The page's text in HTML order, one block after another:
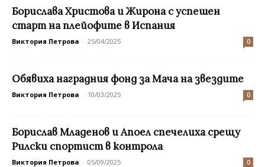
Борислава Христова и Жирона с успешен
старт на плейофите в Испания
Виктория Петрова - 25/04/2025 0
Обявиха наградния фонд за Мача на звездите
Виктория Петрова - 10/03/2025 0
Борислав Младенов и Апоел спечелиха срещу
Рилски спортист в контрола
Виктория Петрова - 05/09/2025 0